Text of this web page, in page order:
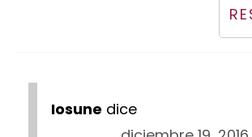
Iosune dice